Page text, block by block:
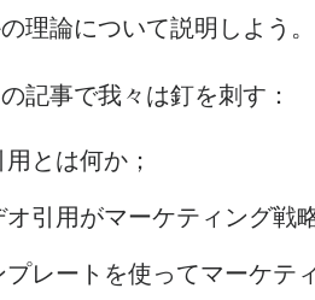
理論について説明しよう。
記事で我々は釘を刺す：
とは何か；
オ引用がマーケティング戦
プレートを使ってマーケテ